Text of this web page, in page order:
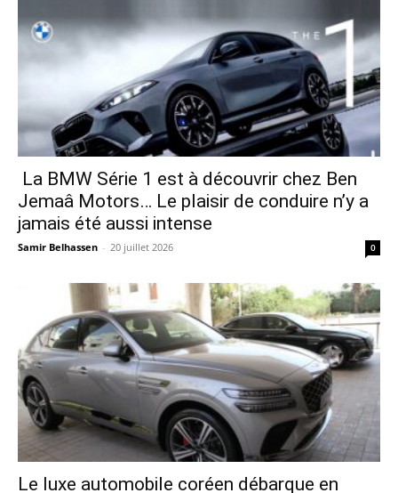
La BMW Série 1 est à découvrir chez Ben
Jemaâ Motors… Le plaisir de conduire n’y a
jamais été aussi intense
Samir Belhassen - 20 juillet 2026 0
Le luxe automobile coréen débarque en